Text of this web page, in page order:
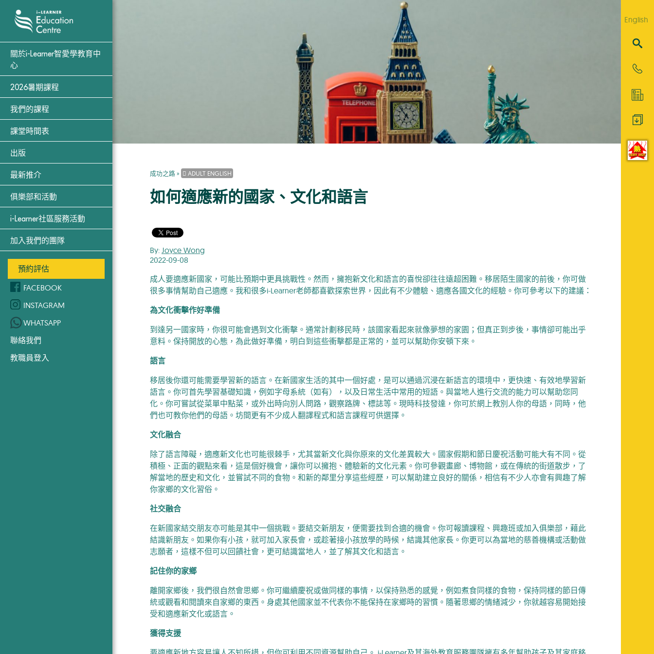
關於i-Learner智愛學教育中
心
2026暑期課程
我們的課程
課堂時間表
出版
最新推介
俱樂部和活動
i-Learner社區服務活動
加入我們的團隊
預約評估
FACEBOOK
INSTAGRAM
WHATSAPP
聯絡我們
教職員登入
成功之路» ADULT ENGLISH
如何適應新的國家、文化和語言
By: Joyce Wong
2022-09-08
成人要適應新國家，可能比預期中更具挑戰性。然而，擁抱新文化和語言的喜悅卻往往遠超困難。移居陌生國家的前後，你可做
很多事情幫助自己適應。我和很多i-Learner老師都喜歡探索世界，因此有不少體驗、適應各國文化的經驗。你可參考以下的建議：
為文化衝擊作好準備
到達另一國家時，你很可能會遇到文化衝擊。通常計劃移民時，該國家看起來就像夢想的家園；但真正到步後，事情卻可能出乎
意料。保持開放的心態，為此做好準備，明白到這些衝擊都是正常的，並可以幫助你安頓下來。
語言
移居後你還可能需要學習新的語言。在新國家生活的其中一個好處，是可以通過沉浸在新語言的環境中，更快速、有效地學習新
語言。你可首先學習基礎知識，例如字母系統（如有），以及日常生活中常用的短語。與當地人進行交流的能力可以幫助您同
化。你可嘗試從菜單中點菜，或外出時向別人問路，觀察路牌、標誌等。現時科技發達，你可於網上教別人你的母語，同時，他
們也可教你他們的母語。坊間更有不少成人翻譯程式和語言課程可供選擇。
文化融合
除了語言障礙，適應新文化也可能很棘手，尤其當新文化與你原來的文化差異較大。國家假期和節日慶祝活動可能大有不同。從
積極、正面的觀點來看，這是個好機會，讓你可以擁抱、體驗新的文化元素。你可參觀畫廊、博物館，或在傳統的街道散步，了
解當地的歷史和文化，並嘗試不同的食物。和新的鄰里分享這些經歷，可以幫助建立良好的關係，相信有不少人亦會有興趣了解
你家鄉的文化習俗。
社交融合
在新國家結交朋友亦可能是其中一個挑戰。要結交新朋友，便需要找到合適的機會。你可報讀課程、興趣班或加入俱樂部，藉此
結識新朋友。如果你有小孩，就可加入家長會，或趁著接小孩放學的時候，結識其他家長。你更可以為當地的慈善機構或活動做
志願者，這樣不但可以回饋社會，更可結識當地人，並了解其文化和語言。
記住你的家鄉
離開家鄉後，我們很自然會思鄉。你可繼續慶祝或做同樣的事情，以保持熟悉的感覺，例如煮食同樣的食物，保持同樣的節日傳
統或觀看和閱讀來自家鄉的東西。身處其他國家並不代表你不能保持在家鄉時的習慣。隨著思鄉的情緒減少，你就越容易開始接
受和適應新文化或語言。
獲得支援
English